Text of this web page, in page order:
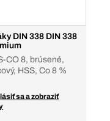
DIN 338 DIN 338
CO 8, brúsené,
HSS, Co 8 %
sa a zobraziť